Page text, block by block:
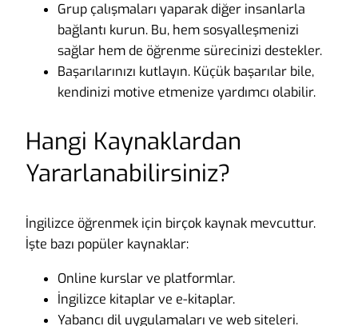
Grup çalışmaları yaparak diğer insanlarla
bağlantı kurun. Bu, hem sosyalleşmenizi
sağlar hem de öğrenme sürecinizi destekler.
Başarılarınızı kutlayın. Küçük başarılar bile,
kendinizi motive etmenize yardımcı olabilir.
Hangi Kaynaklardan
Yararlanabilirsiniz?
İngilizce öğrenmek için birçok kaynak mevcuttur.
İşte bazı popüler kaynaklar:
Online kurslar ve platformlar.
İngilizce kitaplar ve e-kitaplar.
Yabancı dil uygulamaları ve web siteleri.